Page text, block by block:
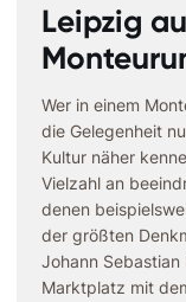
Leipzig
Wer in einem
die Gelegenheit
Kultur näher
Vielzahl an
denen
der größten
Johann
Marktplatz mit